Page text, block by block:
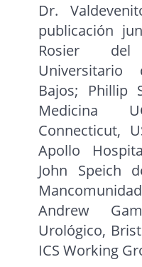
Dr.
publicación
Rosier
Bajos; Phillip
Medicina
Connecticut,
Apollo
John Speich
Andrew
Urológico,
ICS Working